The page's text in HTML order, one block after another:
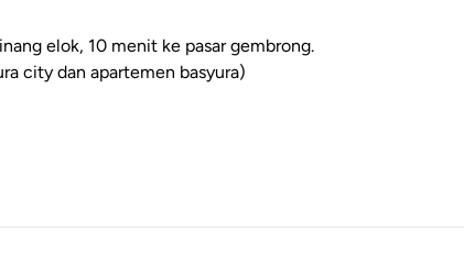
elok, 10 menit ke pasar gembrong.
city dan apartemen basyura)